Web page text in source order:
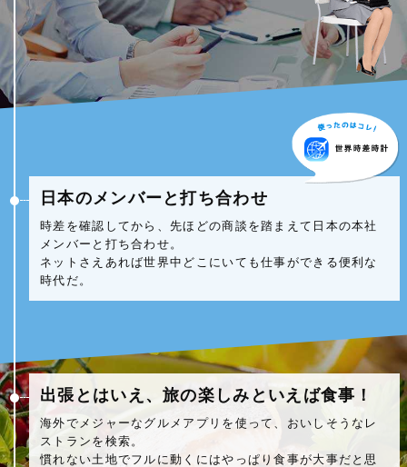
日本のメンバーと打ち合わせ
時差を確認してから、先ほどの商談を踏まえて日本の本社
メンバーと打ち合わせ。
ネットさえあれば世界中どこにいても仕事ができる便利な
時代だ。
出張とはいえ、旅の楽しみといえば食事！
海外でメジャーなグルメアプリを使って、おいしそうなレ
ストランを検索。
慣れない土地でフルに動くにはやっぱり食事が大事だと思